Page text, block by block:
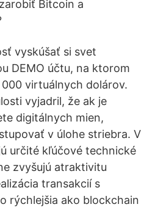
Bitcoin a
vyskúšať si svet
DEMO účtu, na ktorom
virtuálnych dolárov.
vyjadril, že ak je
digitálnych mien,
v úlohe striebra. V
určité kľúčové technické
zvyšujú atraktivitu
transakcií s
rýchlejšia ako blockchain